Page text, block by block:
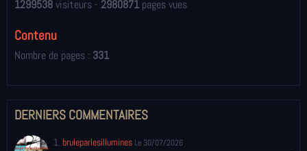
1299538visiteurs - 2980871pages vues
Contenu
Nombre de pages : 331
DERNIERS COMMENTAIRES
1. bruleparlesillumines Le 30/07/2026